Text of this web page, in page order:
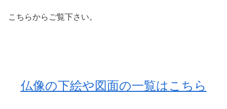
こちらからご覧下さい。
仏像の下絵や図面の一覧はこちら